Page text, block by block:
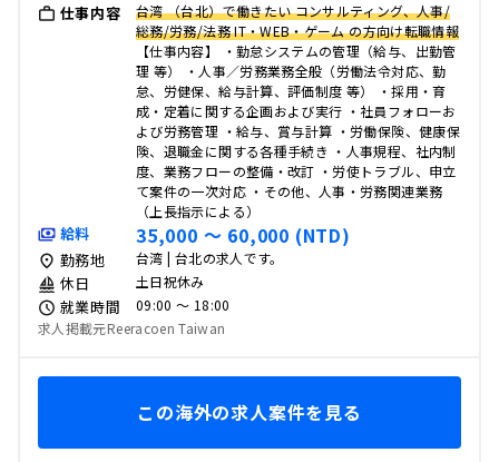
仕事内容
台湾 （台北）で働きたい コンサルティング、人事/
総務/労務/法務 IT・WEB・ゲーム の方向け転職情報
【仕事内容】 ・勤怠システムの管理（給与、出勤管
理 等） ・人事／労務業務全般（労働法令対応、勤
怠、労健保、給与計算、評価制度 等） ・採用・育
成・定着に関する企画および実行 ・社員フォローお
よび労務管理 ・給与、賞与計算 ・労働保険、健康保
険、退職金に関する各種手続き ・人事規程、社内制
度、業務フローの整備・改訂 ・労使トラブル、申立
て案件の一次対応 ・その他、人事・労務関連業務
（上長指示による）
給料 35,000 〜 60,000 (NTD)
勤務地 台湾 | 台北の求人です。
休日 土日祝休み
就業時間
09:00 〜 18:00
求人掲載元Reeracoen Taiwan
この海外の求人案件を見る